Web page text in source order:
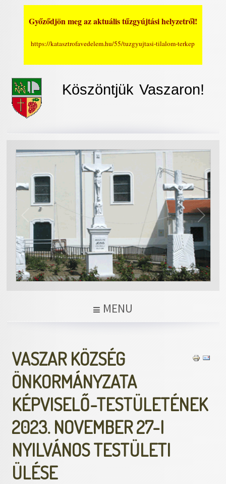
Győződjön meg az aktuális tűzgyújtási helyzetről!
https://katasztrofavedelem.hu/55/tuzgyujtasi-tilalom-terkep
Köszöntjük Vaszaron!
MENU
VASZAR KÖZSÉG
ÖNKORMÁNYZATA
KÉPVISELŐ-TESTÜLETÉNEK
2023. NOVEMBER 27-I
NYILVÁNOS TESTÜLETI
ÜLÉSE